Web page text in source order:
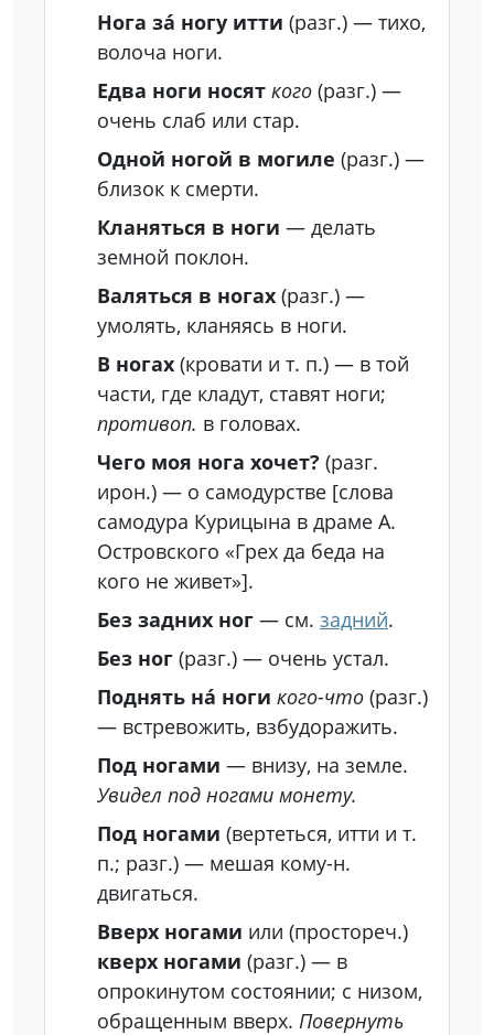
Нога за́ ногу итти (разг.) — тихо,
волоча ноги.
Едва ноги носят кого (разг.) —
очень слаб или стар.
Одной ногой в могиле (разг.) —
близок к смерти.
Кланяться в ноги — делать
земной поклон.
Валяться в ногах (разг.) —
умолять, кланяясь в ноги.
В ногах (кровати и т. п.) — в той
части, где кладут, ставят ноги;
противоп. в головах.
Чего моя нога хочет? (разг.
ирон.) — о самодурстве [слова
самодура Курицына в драме А.
Островского «Грех да беда на
кого не живет»].
Без задних ног — см. задний.
Без ног (разг.) — очень устал.
Поднять на́ ноги кого-что (разг.)
— встревожить, взбудоражить.
Под ногами — внизу, на земле.
Увидел под ногами монету.
Под ногами (вертеться, итти и т.
п.; разг.) — мешая кому-н.
двигаться.
Вверх ногами или (простореч.)
кверх ногами (разг.) — в
опрокинутом состоянии; с низом,
обращенным вверх. Повернуть